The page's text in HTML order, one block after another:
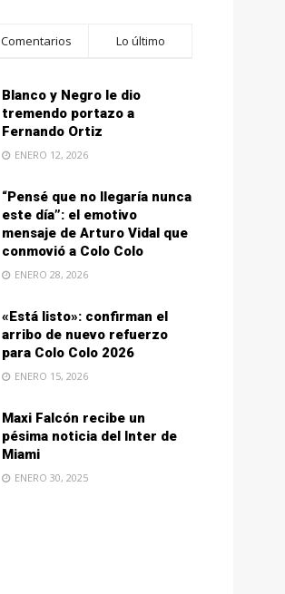
Comentarios Lo último
Blanco y Negro le dio
tremendo portazo a
Fernando Ortiz
ENERO 12, 2026
“Pensé que no llegaría nunca
este día”: el emotivo
mensaje de Arturo Vidal que
conmovió a Colo Colo
ENERO 28, 2026
«Está listo»: confirman el
arribo de nuevo refuerzo
para Colo Colo 2026
ENERO 15, 2026
Maxi Falcón recibe un
pésima noticia del Inter de
Miami
ENERO 30, 2025